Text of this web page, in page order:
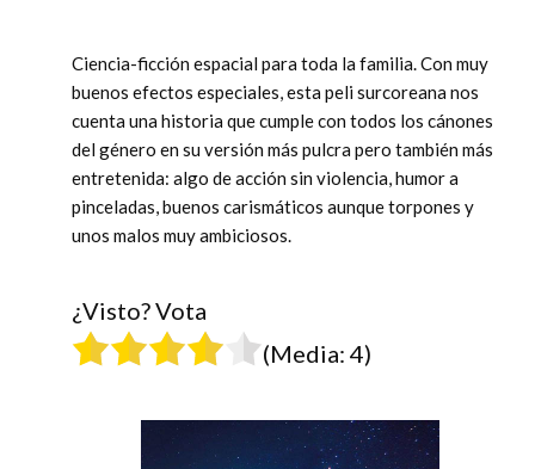
Ciencia-ficción espacial para toda la familia. Con muy
buenos efectos especiales, esta peli surcoreana nos
cuenta una historia que cumple con todos los cánones
del género en su versión más pulcra pero también más
entretenida: algo de acción sin violencia, humor a
pinceladas, buenos carismáticos aunque torpones y
unos malos muy ambiciosos.
¿Visto? Vota
(Media: 4)